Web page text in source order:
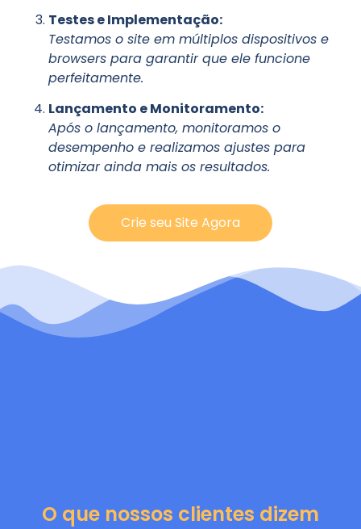
Testes e Implementação:
Testamos o site em múltiplos dispositivos e
browsers para garantir que ele funcione
perfeitamente.
Lançamento e Monitoramento:
Após o lançamento, monitoramos o
desempenho e realizamos ajustes para
otimizar ainda mais os resultados.
Crie seu Site Agora
O que nossos clientes dizem